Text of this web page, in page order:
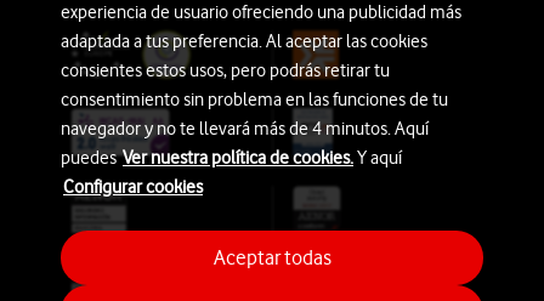
experiencia de usuario ofreciendo una publicidad más
adaptada a tus preferencia. Al aceptar las cookies
consientes estos usos, pero podrás retirar tu
consentimiento sin problema en las funciones de tu
navegador y no te llevará más de 4 minutos. Aquí
puedesVer nuestra política de cookies.Y aquí
Configurar cookies
Aceptar todas